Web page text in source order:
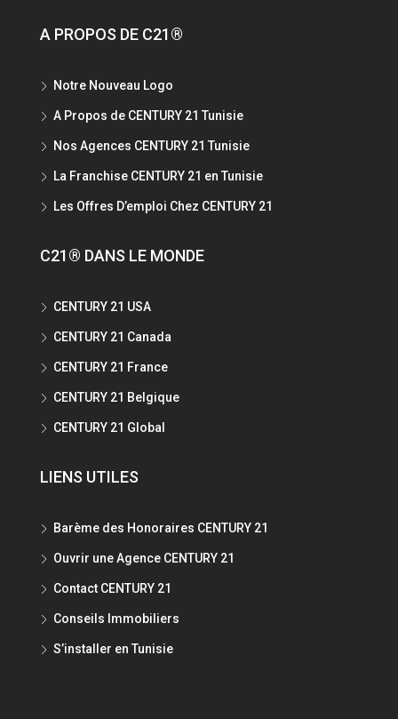
A PROPOS DE C21®
Notre Nouveau Logo
A Propos de CENTURY 21 Tunisie
Nos Agences CENTURY 21 Tunisie
La Franchise CENTURY 21 en Tunisie
Les Offres D’emploi Chez CENTURY 21
C21® DANS LE MONDE
CENTURY 21 USA
CENTURY 21 Canada
CENTURY 21 France
CENTURY 21 Belgique
CENTURY 21 Global
LIENS UTILES
Barème des Honoraires CENTURY 21
Ouvrir une Agence CENTURY 21
Contact CENTURY 21
Conseils Immobiliers
S’installer en Tunisie